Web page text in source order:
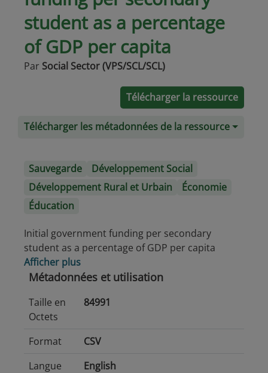
student as a percentage
of GDP per capita
Par Social Sector (VPS/SCL/SCL)
Télécharger la ressource
Télécharger les métadonnées de la ressource
Sauvegarde
Développement Social
Développement Rural et Urbain
Économie
Éducation
Initial government funding per secondary
student as a percentage of GDP per capita
Afficher plus
Métadonnées et utilisation
Taille en
Octets
84991
Format
CSV
Langue
English